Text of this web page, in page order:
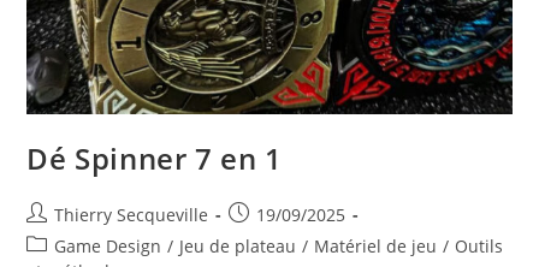
Dé Spinner 7 en 1
Auteur/autrice
de
Thierry Secqueville
Publication
publiée :
19/09/2025
PostGame Design / Jeu de plateau / Matériel de jeu / Outils